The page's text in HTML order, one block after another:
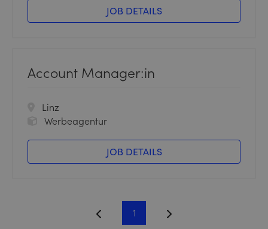
JOB DETAILS
Account Manager:in
Linz
Werbeagentur
JOB DETAILS
1